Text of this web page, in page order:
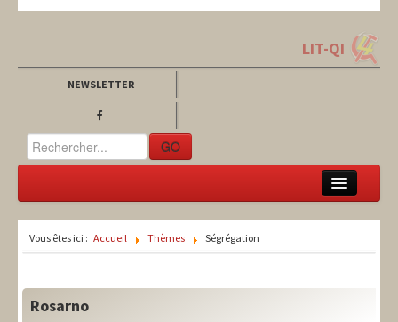
LIT-QI
NEWSLETTER
GO
Vous êtes ici : Accueil Thèmes Ségrégation
Rosarno